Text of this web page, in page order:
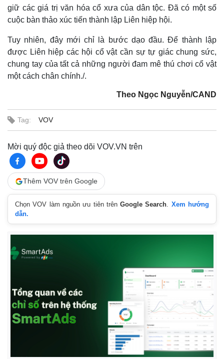
giữ các giá trị văn hóa cổ xưa của dân tộc. Đã có một số
cuộc bàn thảo xúc tiến thành lập Liên hiệp hội.
Tuy nhiên, đây mới chỉ là bước dạo đầu. Để thành lập
được Liên hiệp các hội cổ vật cần sự tự giác chung sức,
chung tay của tất cả những người đam mê thú chơi cổ vật
một cách chân chính./.
Theo Ngọc Nguyễn/CAND
Tag: VOV
Mời quý độc giả theo dõi VOV.VN trên
Thêm VOV trên Google
Chọn VOV làm nguồn ưu tiên trênGoogle Search. Xem hướng
dẫn.